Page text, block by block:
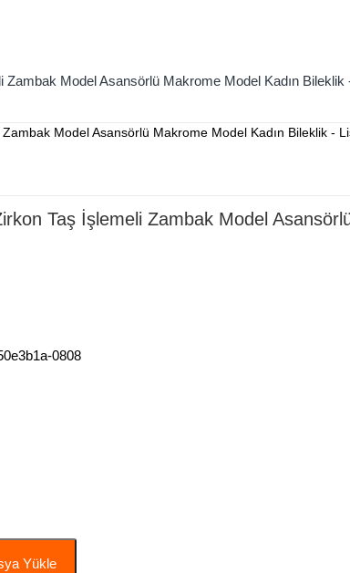
Model Asansörlü Makrome Model Kadın Bileklik
Taş İşlemeli Zambak Model
0808
Yükle